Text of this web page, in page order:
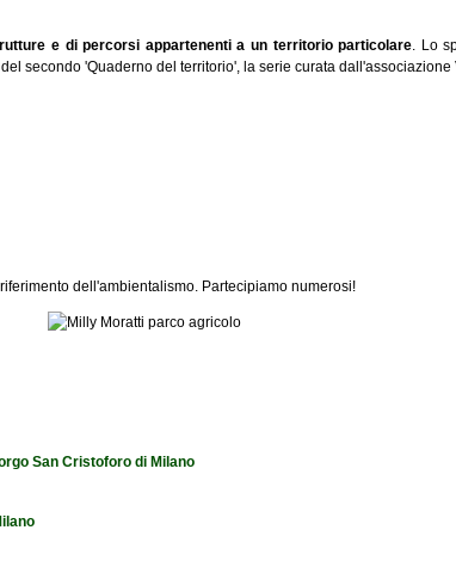
e di percorsi appartenenti a un territorio particolare. Lo
secondo 'Quaderno del territorio', la serie curata
dell'ambientalismo. Partecipiamo numerosi!
San Cristoforo di Milano